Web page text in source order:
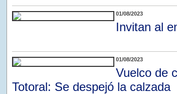
01/08/2023
Invitan al
01/08/2023
Vuelco de
Totoral: Se despejó la calzada